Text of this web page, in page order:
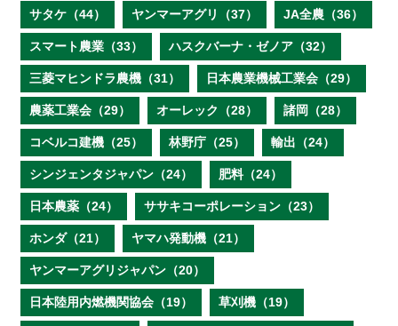
サタケ（44） ヤンマーアグリ（37） JA全農（36）
スマート農業（33） ハスクバーナ・ゼノア（32）
三菱マヒンドラ農機（31） 日本農業機械工業会（29）
農薬工業会（29） オーレック（28） 諸岡（28）
コベルコ建機（25） 林野庁（25） 輸出（24）
シンジェンタジャパン（24） 肥料（24）
日本農薬（24） ササキコーポレーション（23）
ホンダ（21） ヤマハ発動機（21）
ヤンマーアグリジャパン（20）
日本陸用内燃機関協会（19） 草刈機（19）